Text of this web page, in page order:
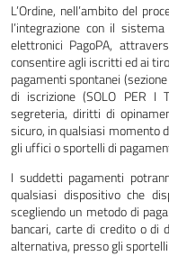
L’Ordine, nell’ambito del
l’integrazione con il
elettronici PagoPA,
consentire agli iscritti ed ai
pagamenti spontanei
di iscrizione (SOLO PER I
segreteria, diritti di
sicuro, in qualsiasi momento
gli uffici o sportelli di
I suddetti pagamenti
qualsiasi dispositivo che
scegliendo un metodo di
bancari, carte di credito o di
alternativa, presso gli